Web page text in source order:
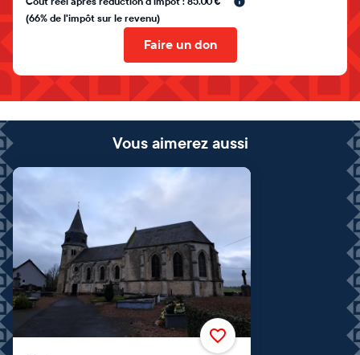
(66% de l'impôt sur le revenu)
Faire un don
Vous aimerez aussi